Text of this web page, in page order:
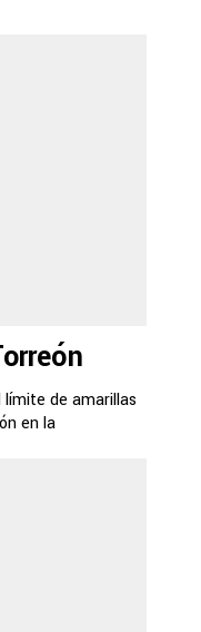
límite de amarillas
en la